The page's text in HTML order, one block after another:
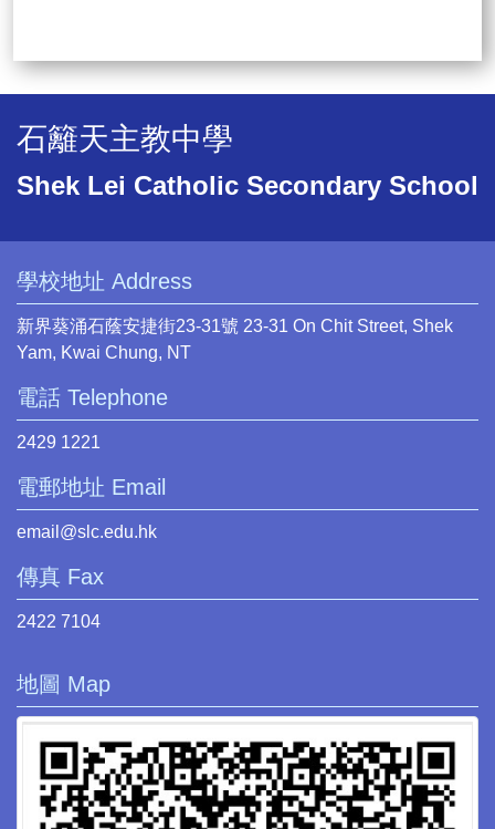
石籬天主教中學
Shek Lei Catholic Secondary School
學校地址 Address
新界葵涌石蔭安捷街23-31號 23-31 On Chit Street, Shek
Yam, Kwai Chung, NT
電話 Telephone
2429 1221
電郵地址 Email
email@slc.edu.hk
傳真 Fax
2422 7104
地圖 Map